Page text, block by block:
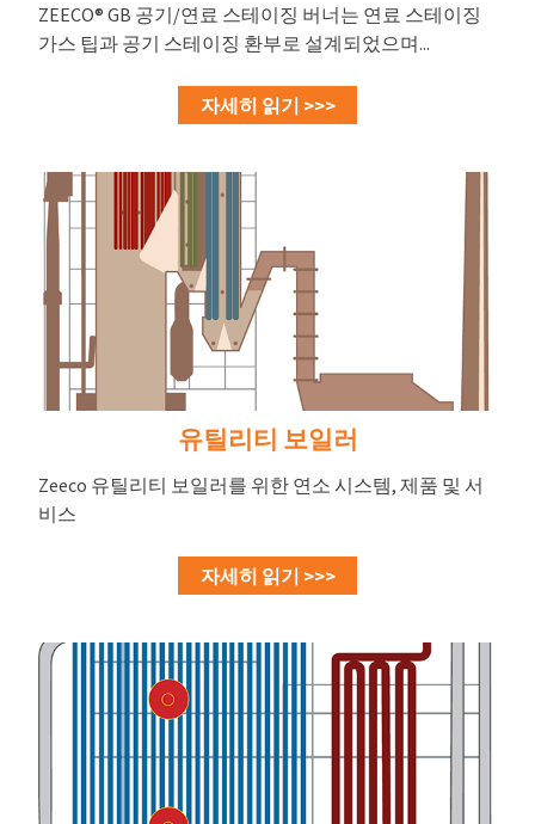
ZEECO® GB 공기/연료 스테이징 버너는 연료 스테이징
가스 팁과 공기 스테이징 환부로 설계되었으며...
자세히 읽기 >>>
유틸리티 보일러
Zeeco 유틸리티 보일러를 위한 연소 시스템, 제품 및 서
비스
자세히 읽기 >>>